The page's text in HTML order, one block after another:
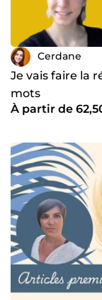
Cerdane
Je vais faire la
mots
À partir de